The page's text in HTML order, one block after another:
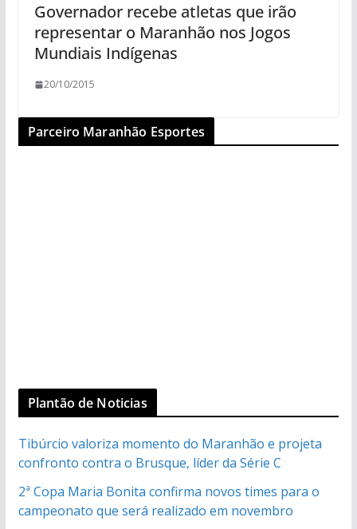
Governador recebe atletas que irão
representar o Maranhão nos Jogos
Mundiais Indígenas
20/10/2015
Parceiro Maranhão Esportes
Plantão de Noticias
Tibúrcio valoriza momento do Maranhão e projeta
confronto contra o Brusque, líder da Série C
2ª Copa Maria Bonita confirma novos times para o
campeonato que será realizado em novembro